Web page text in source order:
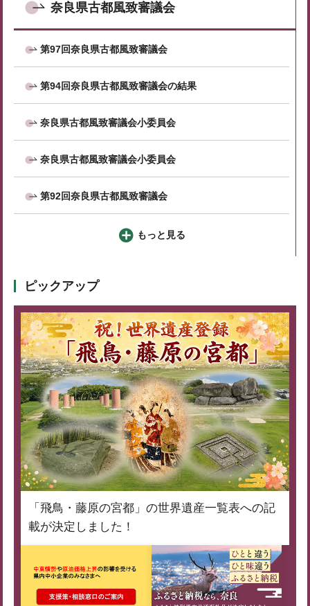
奈良県古都風致審議会
第97回奈良県古都風致審議会
第94回奈良県古都風致審議会の結果
奈良県古都風致審議会小委員会
奈良県古都風致審議会小委員会
第92回奈良県古都風致審議会
もっと見る
ピックアップ
「飛鳥・藤原の宮都」の世界遺産一覧表への記
載が決定しました！